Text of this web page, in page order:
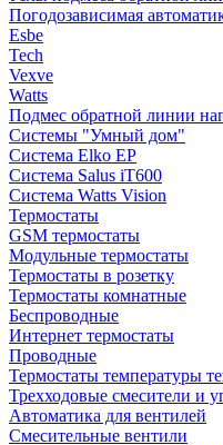
Погодозависимая
Esbe
Tech
Vexve
Watts
Подмес обратной линии
Системы "Умный дом"
Система Elko EP
Система Salus iT600
Система Watts Vision
Термостаты
GSM термостаты
Модульные термостаты
Термостаты в розетку
Термостаты комнатные
Беспроводные
Интернет термостаты
Проводные
Термостаты температуры
Трехходовые смесители и
Автоматика для вентилей
Смесительные вентили